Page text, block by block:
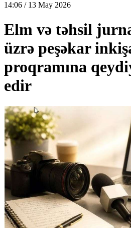
14:06 / 13 May 2026
Elm və təhsil
üzrə peşəkar
proqramına
edir